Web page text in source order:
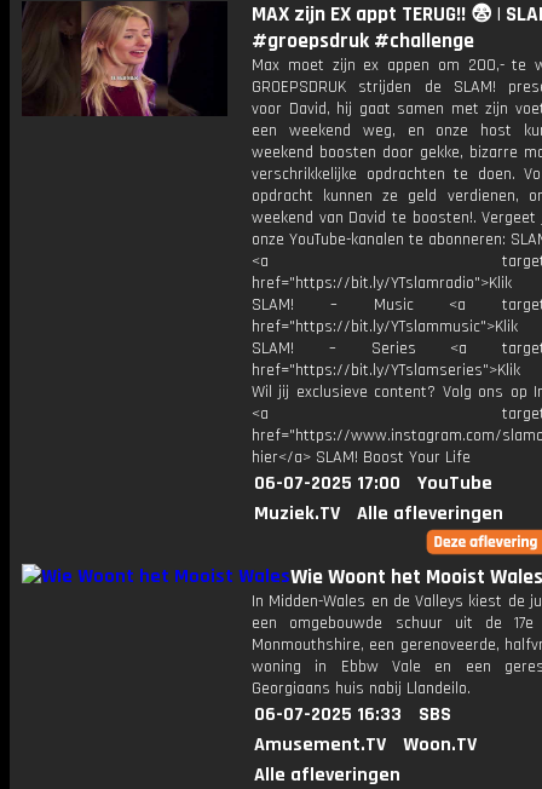
MAX zijn EX appt TERUG!! 😨 |
#groepsdruk #challenge
Max moet zijn ex appen om 200,- te
GROEPSDRUK strijden de SLAM!
voor David, hij gaat samen met zijn
een weekend weg, en onze host
weekend boosten door gekke, bizarre
verschrikkelijke opdrachten te doen.
opdracht kunnen ze geld verdienen,
weekend van David te boosten!.
onze YouTube-kanalen te abonneren:
<a
href="https://bit.ly/
SLAM! – Music <a
href="https://bit.ly/
SLAM! – Series <a
href="https://bit.ly/
Wil jij exclusieve content? Volg ons op
<a
href="https://www.instagram.com/
hier</a> SLAM! Boost Your Life
06-07-2025 17:00
YouTube
Muziek.TV
Alle afleveringen
Wie Woont het Mooist Wales
In Midden-Wales en de Valleys kiest de
een omgebouwde schuur uit de
Monmouthshire, een gerenoveerde,
woning in Ebbw Vale en een
Georgiaans huis nabij Llandeilo.
06-07-2025 16:33
SBS
Amusement.TV
Woon.TV
Alle afleveringen